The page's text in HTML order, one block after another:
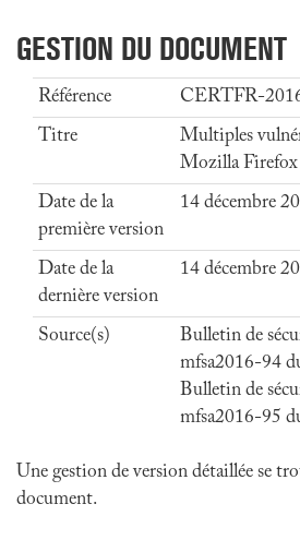
GESTION DU DOCUMENT
Référence
CERTFR-
Titre
Multiples
Mozilla Firefox
Date de la
première version
14 décembre
Date de la
dernière version
14 décembre
Source(s)
Bulletin de
mfsa2016-94
Bulletin de
mfsa2016-95
Une gestion de version détaillée se
document.